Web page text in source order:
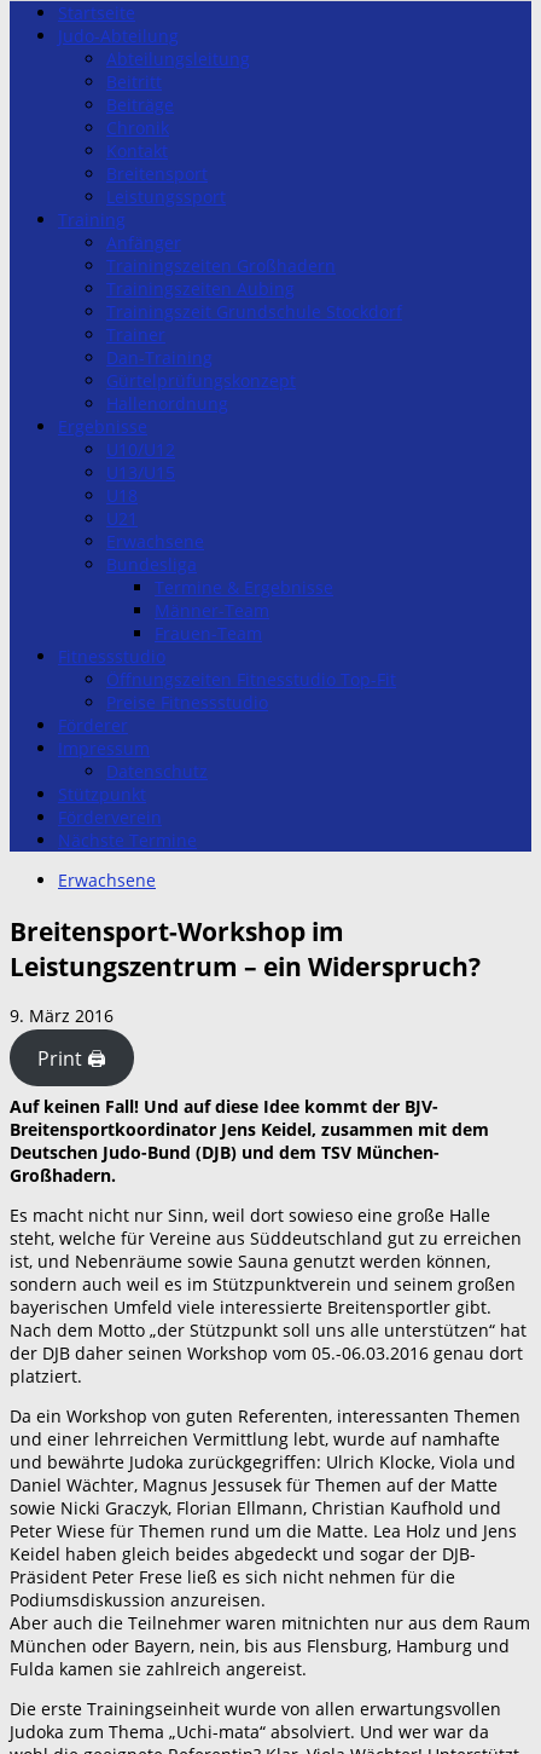
Startseite
Judo-Abteilung
Abteilungsleitung
Beitritt
Beiträge
Chronik
Kontakt
Breitensport
Leistungssport
Training
Anfänger
Trainingszeiten Großhadern
Trainingszeiten Aubing
Trainingszeit Grundschule Stockdorf
Trainer
Dan-Training
Gürtelprüfungskonzept
Hallenordnung
Ergebnisse
U10/U12
U13/U15
U18
U21
Erwachsene
Bundesliga
Termine & Ergebnisse
Männer-Team
Frauen-Team
Fitnessstudio
Öffnungszeiten Fitnesstudio Top-Fit
Preise Fitnessstudio
Förderer
Impressum
Datenschutz
Stützpunkt
Förderverein
Nächste Termine
Erwachsene
Breitensport-Workshop im
Leistungszentrum – ein Widerspruch?
9. März 2016
Print 🖨
Auf keinen Fall! Und auf diese Idee kommt der BJV-
Breitensportkoordinator Jens Keidel, zusammen mit dem
Deutschen Judo-Bund (DJB) und dem TSV München-
Großhadern.
Es macht nicht nur Sinn, weil dort sowieso eine große Halle
steht, welche für Vereine aus Süddeutschland gut zu erreichen
ist, und Nebenräume sowie Sauna genutzt werden können,
sondern auch weil es im Stützpunktverein und seinem großen
bayerischen Umfeld viele interessierte Breitensportler gibt.
Nach dem Motto „der Stützpunkt soll uns alle unterstützen“ hat
der DJB daher seinen Workshop vom 05.-06.03.2016 genau dort
platziert.
Da ein Workshop von guten Referenten, interessanten Themen
und einer lehrreichen Vermittlung lebt, wurde auf namhafte
und bewährte Judoka zurückgegriffen: Ulrich Klocke, Viola und
Daniel Wächter, Magnus Jessusek für Themen auf der Matte
sowie Nicki Graczyk, Florian Ellmann, Christian Kaufhold und
Peter Wiese für Themen rund um die Matte. Lea Holz und Jens
Keidel haben gleich beides abgedeckt und sogar der DJB-
Präsident Peter Frese ließ es sich nicht nehmen für die
Podiumsdiskussion anzureisen.
Aber auch die Teilnehmer waren mitnichten nur aus dem Raum
München oder Bayern, nein, bis aus Flensburg, Hamburg und
Fulda kamen sie zahlreich angereist.
Die erste Trainingseinheit wurde von allen erwartungsvollen
Judoka zum Thema „Uchi-mata“ absolviert. Und wer war da